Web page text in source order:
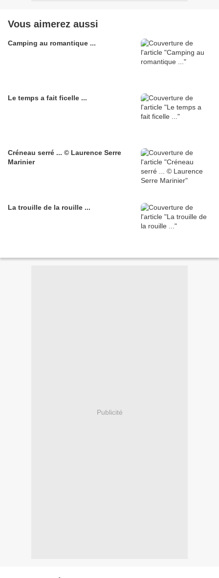
Vous aimerez aussi
Camping au romantique ...
Le temps a fait ficelle ...
Créneau serré ... © Laurence Serre
Marinier
La trouille de la rouille ...
Publicité